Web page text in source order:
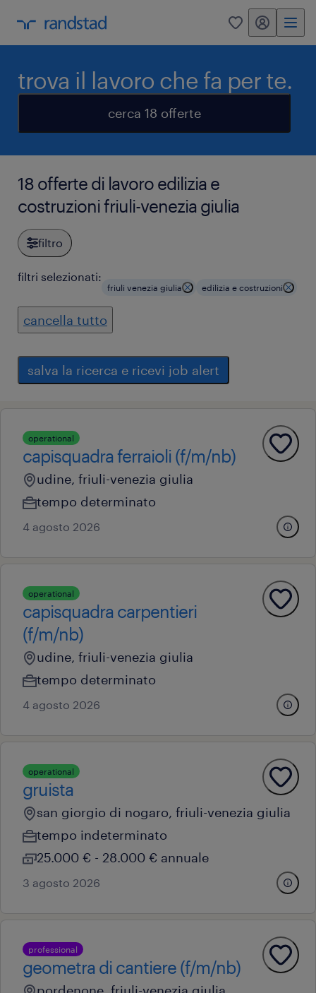
0 my randstad
trova il lavoro che fa per te.
cerca 18 offerte
18 offerte di lavoro edilizia e
costruzioni friuli-venezia giulia
filtro
filtri selezionati:
friuli venezia giulia edilizia e costruzioni
cancella tutto
salva la ricerca e ricevi job alert
operational
capisquadra ferraioli (f/m/nb)
udine, friuli-venezia giulia
tempo determinato
4 agosto 2026
operational
capisquadra carpentieri
(f/m/nb)
udine, friuli-venezia giulia
tempo determinato
4 agosto 2026
operational
gruista
san giorgio di nogaro, friuli-venezia giulia
tempo indeterminato
25.000 € - 28.000 € annuale
3 agosto 2026
professional
geometra di cantiere (f/m/nb)